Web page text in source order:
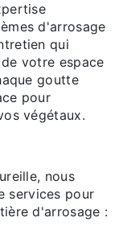
d'arrosage
qui
votre espace
goutte
pour
végétaux.
nous
services pour
d'arrosage :